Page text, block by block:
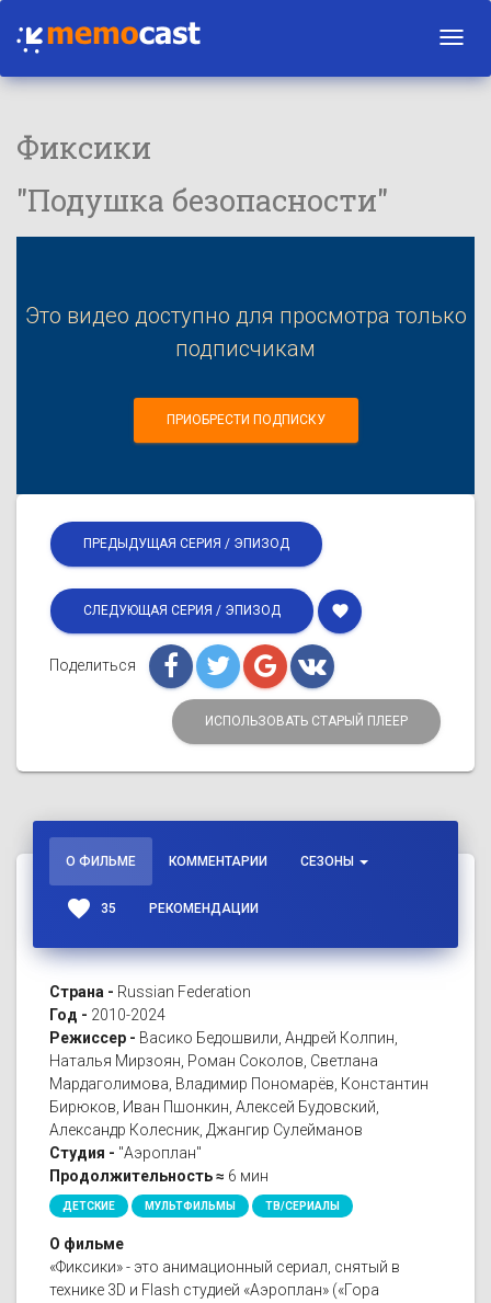
Фиксики
"Подушка безопасности"
Это видео доступно для просмотра только
подписчикам
ПРИОБРЕСТИ ПОДПИСКУ
ПРЕДЫДУЩАЯ СЕРИЯ / ЭПИЗОД
СЛЕДУЮЩАЯ СЕРИЯ / ЭПИЗОД favorite
Поделиться
ИСПОЛЬЗОВАТЬ СТАРЫЙ ПЛЕЕР
О ФИЛЬМЕ КОММЕНТАРИИ СЕЗОНЫ
favorite 35 РЕКОМЕНДАЦИИ
Страна - Russian Federation
Год - 2010-2024
Режиссер - Васико Бедошвили, Андрей Колпин,
Наталья Мирзоян, Роман Соколов, Светлана
Мардаголимова, Владимир Пономарёв, Константин
Бирюков, Иван Пшонкин, Алексей Будовский,
Александр Колесник, Джангир Сулейманов
Студия - "Аэроплан"
Продолжительность ≈ 6 мин
ДЕТСКИЕ МУЛЬТФИЛЬМЫ ТВ/СЕРИАЛЫ
О фильме
«Фиксики» - это анимационный сериал, снятый в
технике 3D и Flash студией «Аэроплан» («Гора